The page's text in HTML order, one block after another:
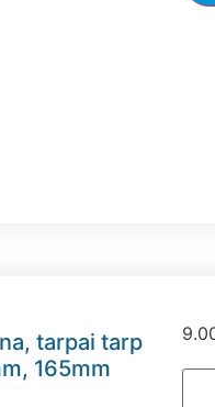
tarpai tarp
165mm